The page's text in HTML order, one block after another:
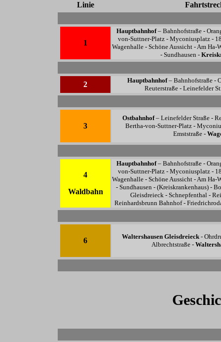
Linie
1
Hauptbahnhof– Bahnhofstraße -
von-Suttner-Platz - Myconiusplatz -
Wagenhalle - Schöne Aussicht - Am Ha-
- Sundhausen -
2 Hauptbahnhof– Bahnhofstraße -
Reuterstraße - Leinefelder
3
Ostbahnhof– Leinefelder Straße -
Bertha-von-Suttner-Platz -
Emststraße -
4
Waldbahn
Hauptbahnhof– Bahnhofstraße -
von-Suttner-Platz - Myconiusplatz -
Wagenhalle - Schöne Aussicht - Am Ha-
- Sundhausen - (Kreiskrankenhaus) -
Gleisdreieck - Schnepfenthal -
Reinhardsbrunn Bahnhof -
6 WaltershausenGleisdreieck-
Albrechtstraße -